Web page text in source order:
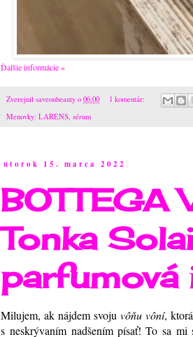
Ďalšie informácie »
Zverejnil saveonbeauty o 06:00
1 komentár:
Menovky: LARENS, sérum
utorok 15. marca 2022
BOTTEGA
Tonka
parfumová
Milujem, ak nájdem svojuvôňu vôní,
s neskrývaním nadšením písať! To sa